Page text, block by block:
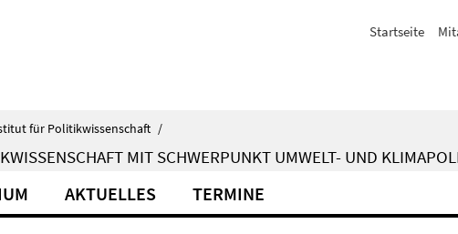
Startseite
für Politikwissenschaft /
MIT SCHWERPUNKT UMWELT- UND
AKTUELLES TERMINE